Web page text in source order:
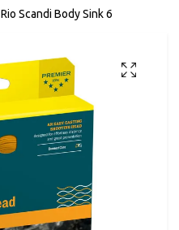
Rio Scandi Body Sink 6